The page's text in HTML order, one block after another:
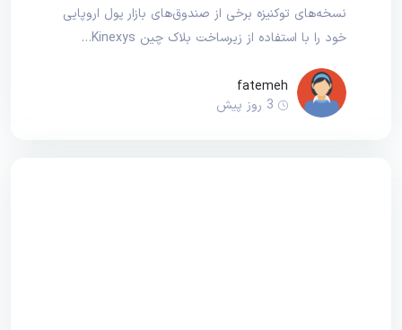
نسخه‌های توکنیزه برخی از صندوق‌های بازار پول اروپایی
خود را با استفاده از زیرساخت بلاک چین Kinexys…
fatemeh
3 روز پیش